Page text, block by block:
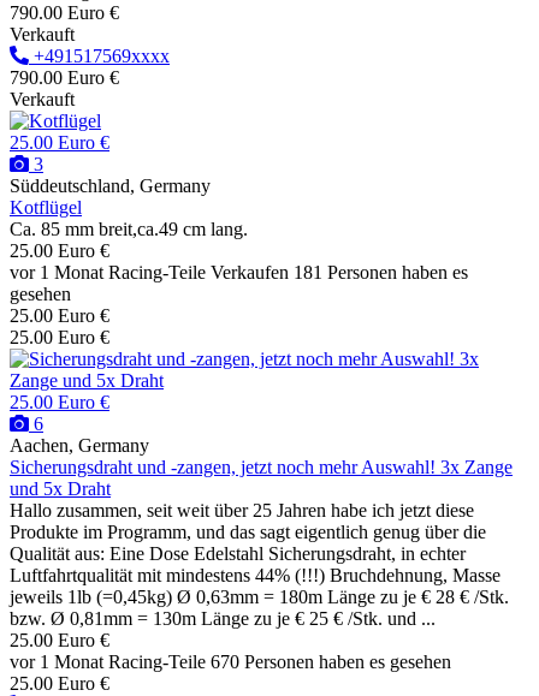
790.00 Euro €
Verkauft
+491517569xxxx
790.00 Euro €
Verkauft
25.00 Euro €
3
Süddeutschland, Germany
Kotflügel
Ca. 85 mm breit,ca.49 cm lang.
25.00 Euro €
vor 1 Monat Racing-Teile Verkaufen 181 Personen haben es
gesehen
25.00 Euro €
25.00 Euro €
25.00 Euro €
6
Aachen, Germany
Sicherungsdraht und -zangen, jetzt noch mehr Auswahl! 3x Zange
und 5x Draht
Hallo zusammen, seit weit über 25 Jahren habe ich jetzt diese
Produkte im Programm, und das sagt eigentlich genug über die
Qualität aus: Eine Dose Edelstahl Sicherungsdraht, in echter
Luftfahrtqualität mit mindestens 44% (!!!) Bruchdehnung, Masse
jeweils 1lb (=0,45kg) Ø 0,63mm = 180m Länge zu je € 28 € /Stk.
bzw. Ø 0,81mm = 130m Länge zu je € 25 € /Stk. und ...
25.00 Euro €
vor 1 Monat Racing-Teile 670 Personen haben es gesehen
25.00 Euro €